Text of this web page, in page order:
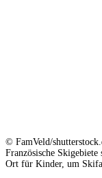
© FamVeld/
Französische
Ort für Kinder, um